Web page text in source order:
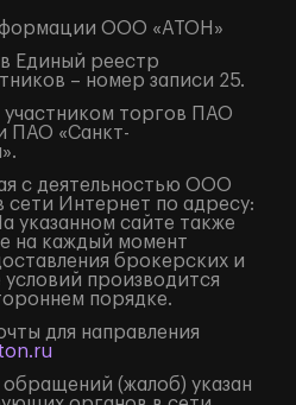
ООО «АТОН»
Единый реестр
– номер записи 25.
торгов ПАО
ПАО «Санкт-
с деятельностью ООО
сети Интернет по адресу:
указанном сайте также
на каждый момент
брокерских и
условий производится
порядке.
для направления
обращений (жалоб) указан